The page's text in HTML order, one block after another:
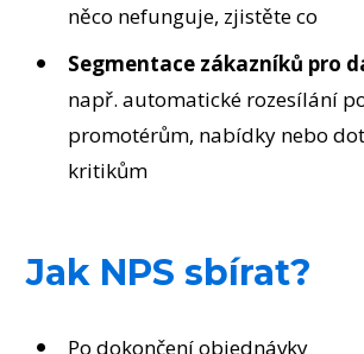
něco nefunguje, zjistěte co
Segmentace zákazníků pro
např. automatické rozesílání
promotérům, nabídky nebo
kritikům
Jak NPS sbírat?
Po dokončení objednávky